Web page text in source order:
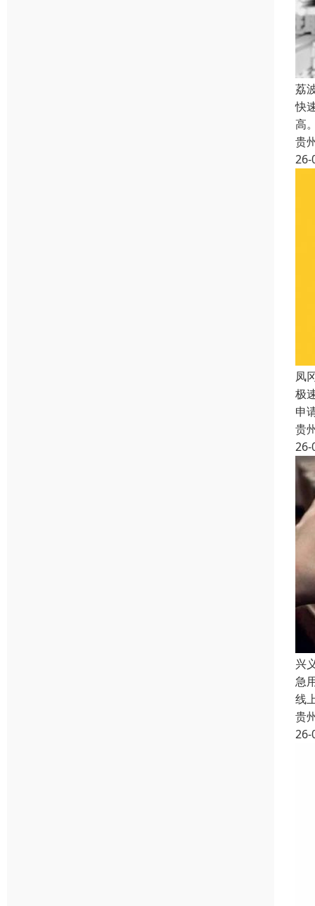
荔
快
高
贵
26-
凤
极
申
贵
26-
兴
急
线
贵
26-